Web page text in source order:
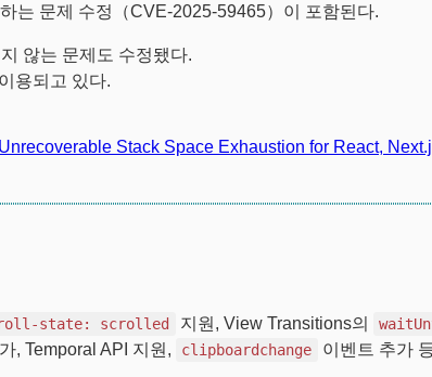
는 문제 수정（CVE-2025-59465）이 포함된다.
않는 문제도 수정됐다.
용되고 있다.
Stack Space Exhaustion for React,
state: scrolled 지원, View Transitions의
, Temporal API 지원, clipboardchange
이벤트 추가